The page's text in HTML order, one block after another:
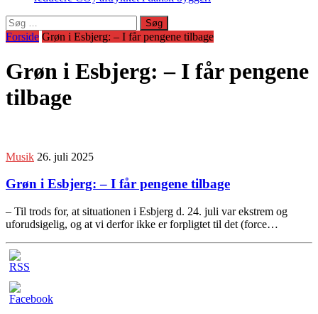
Søg
efter:
Forside Grøn i Esbjerg: – I får pengene tilbage
Grøn i Esbjerg: – I får pengene
tilbage
Musik 26. juli 2025
Grøn i Esbjerg: – I får pengene tilbage
– Til trods for, at situationen i Esbjerg d. 24. juli var ekstrem og
uforudsigelig, og at vi derfor ikke er forpligtet til det (force…